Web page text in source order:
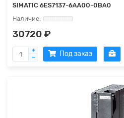
SIMATIC 6ES7137-6AA00-0BA0
30720 ₽
Под заказ